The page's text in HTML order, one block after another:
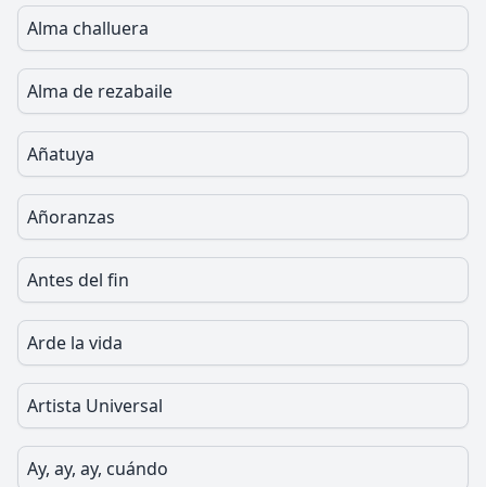
Alma challuera
Alma de rezabaile
Añatuya
Añoranzas
Antes del fin
Arde la vida
Artista Universal
Ay, ay, ay, cuándo